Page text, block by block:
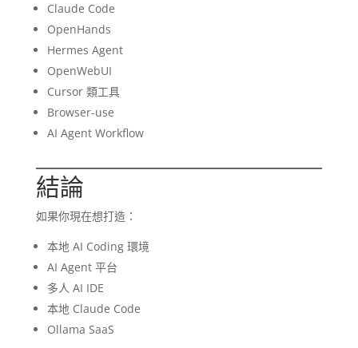
Claude Code
OpenHands
Hermes Agent
OpenWebUI
Cursor 類工具
Browser-use
AI Agent Workflow
結論
如果你現在想打造：
本地 AI Coding 環境
AI Agent 平台
多人 AI IDE
本地 Claude Code
Ollama SaaS